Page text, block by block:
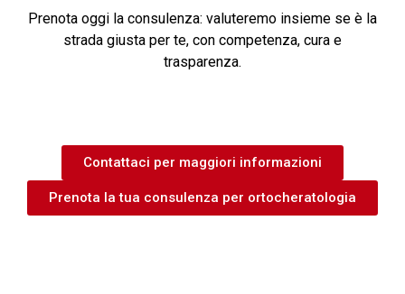
Prenota oggi la consulenza: valuteremo insieme se è la
strada giusta per te, con competenza, cura e
trasparenza.
Contattaci per maggiori informazioni
Prenota la tua consulenza per ortocheratologia